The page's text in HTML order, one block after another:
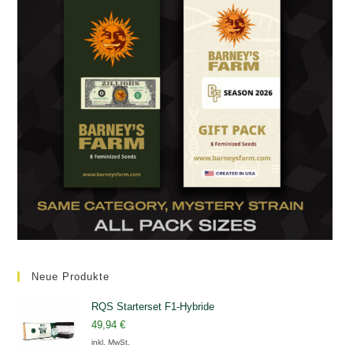
Neue Produkte
RQS Starterset F1-Hybride
49,94€
inkl. MwSt.